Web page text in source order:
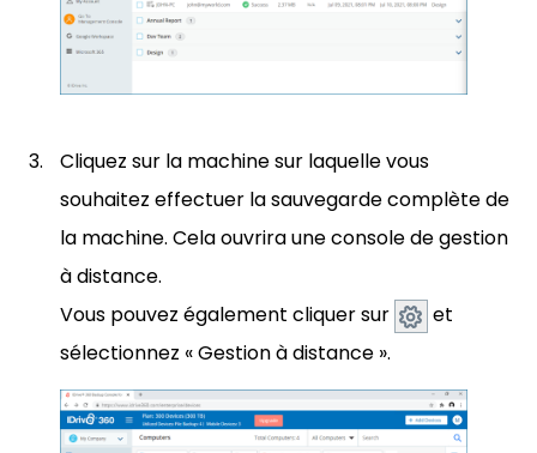
Cliquez sur la machine sur laquelle vous
souhaitez effectuer la sauvegarde complète de
la machine. Cela ouvrira une console de gestion
à distance.
Vous pouvez également cliquer sur
et
sélectionnez « Gestion à distance ».